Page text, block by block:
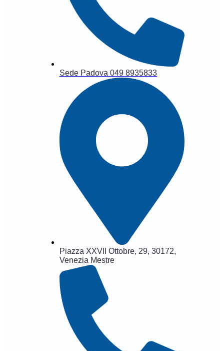
Sede Padova 049 8935833
Piazza XXVII Ottobre, 29, 30172,
Venezia Mestre